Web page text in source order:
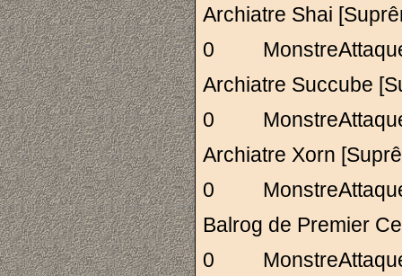
Archiatre Shai
0
Archiatre
0
Archiatre Xorn
0
Balrog de
0